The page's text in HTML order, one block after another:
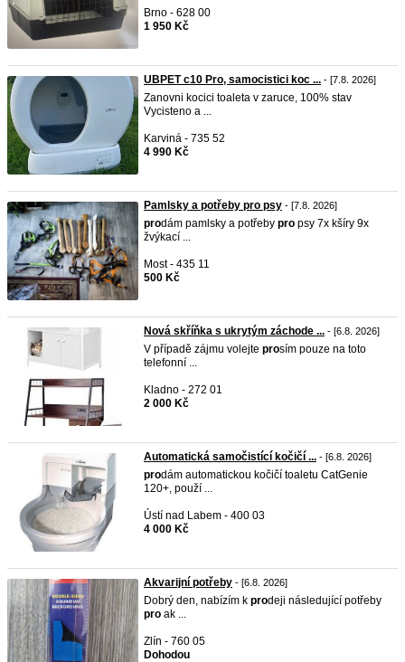
Brno - 628 00
1 950 Kč
UBPET c10 Pro, samocistici koc ... - [7.8. 2026]
Zanovni kocici toaleta v zaruce, 100% stav
Vycisteno a ...
Karviná - 735 52
4 990 Kč
Pamlsky a potřeby pro psy - [7.8. 2026]
prodám pamlsky a potřeby pro psy 7x kšíry 9x
žvýkací ...
Most - 435 11
500 Kč
Nová skříňka s ukrytým záchode ... - [6.8. 2026]
V případě zájmu volejte prosím pouze na toto
telefonní ...
Kladno - 272 01
2 000 Kč
Automatická samočistící kočičí ... - [6.8. 2026]
prodám automatickou kočičí toaletu CatGenie
120+, použí ...
Ústí nad Labem - 400 03
4 000 Kč
Akvarijní potřeby - [6.8. 2026]
Dobrý den, nabízím k prodeji následující potřeby
pro ak ...
Zlín - 760 05
Dohodou